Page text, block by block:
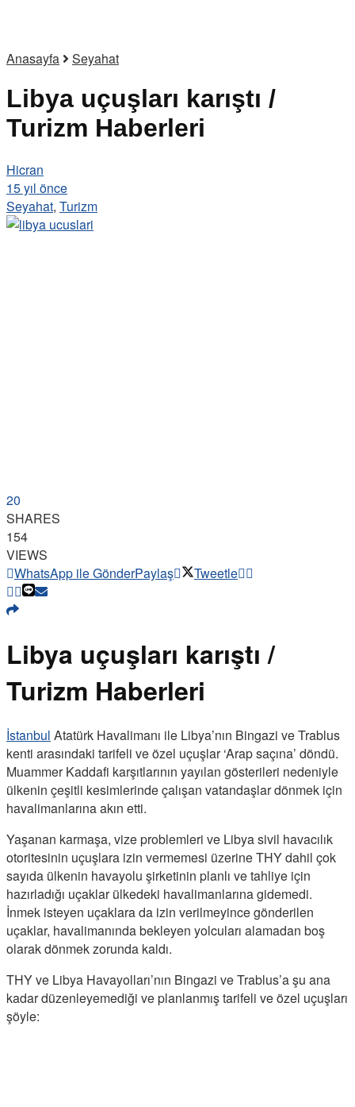
Anasayfa Seyahat
Libya uçuşları karıştı /
Turizm Haberleri
Hicran
15 yıl önce
Seyahat, Turizm
20
SHARES
154
VIEWS
WhatsApp ile GönderPaylaş Tweetle
Libya uçuşları karıştı /
Turizm Haberleri
İstanbul Atatürk Havalimanı ile Libya’nın Bingazi ve Trablus
kenti arasındaki tarifeli ve özel uçuşlar ‘Arap saçına’ döndü.
Muammer Kaddafi karşıtlarının yayılan gösterileri nedeniyle
ülkenin çeşitli kesimlerinde çalışan vatandaşlar dönmek için
havalimanlarına akın etti.
Yaşanan karmaşa, vize problemleri ve Libya sivil havacılık
otoritesinin uçuşlara izin vermemesi üzerine THY dahil çok
sayıda ülkenin havayolu şirketinin planlı ve tahliye için
hazırladığı uçaklar ülkedeki havalimanlarına gidemedi.
İnmek isteyen uçaklara da izin verilmeyince gönderilen
uçaklar, havalimanında bekleyen yolcuları alamadan boş
olarak dönmek zorunda kaldı.
THY ve Libya Havayolları’nın Bingazi ve Trablus’a şu ana
kadar düzenleyemediği ve planlanmış tarifeli ve özel uçuşları
şöyle: